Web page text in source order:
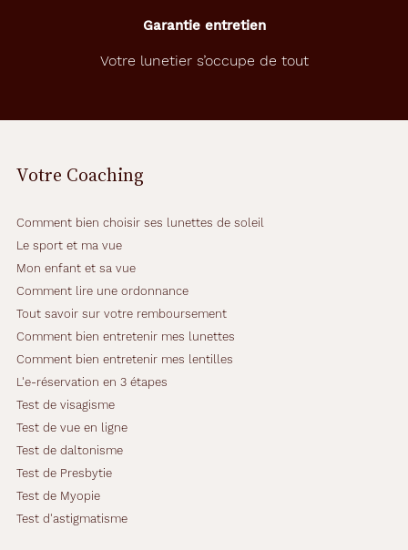
Garantie entretien
Votre lunetier s’occupe de tout
Votre Coaching
Comment bien choisir ses lunettes de soleil
Le sport et ma vue
Mon enfant et sa vue
Comment lire une ordonnance
Tout savoir sur votre remboursement
Comment bien entretenir mes lunettes
Comment bien entretenir mes lentilles
L'e-réservation en 3 étapes
Test de visagisme
Test de vue en ligne
Test de daltonisme
Test de Presbytie
Test de Myopie
Test d'astigmatisme